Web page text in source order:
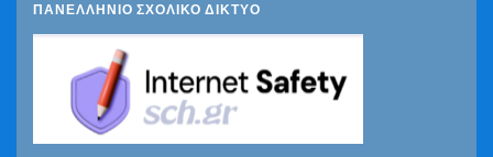
ΠΑΝΕΛΛΗΝΙΟ ΣΧΟΛΙΚΟ ΔΙΚΤΥΟ